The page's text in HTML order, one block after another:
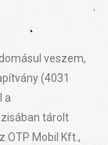
veszem,
(4031
a
tárolt
OTP Mobil Kft.,